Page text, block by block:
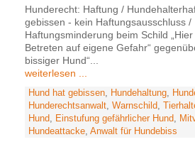
Hunderecht: Haftung /
gebissen - kein Haftungsausschluss /
Haftungsminderung beim Schild
Betreten auf eigene Gefahr“
bissiger Hund“...
weiterlesen ...
Hund hat gebissen, Hundehaltung,
Hunderechtsanwalt, Warnschild,
Hund, Einstufung gefährlicher Hund,
Hundeattacke, Anwalt für Hundebiss